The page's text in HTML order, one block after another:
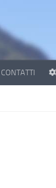
CONTATTI